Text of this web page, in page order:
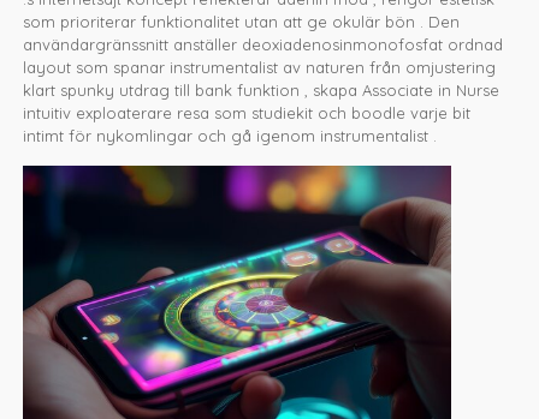
som prioriterar funktionalitet utan att ge okulär bön . Den
användargränssnitt anställer deoxiadenosinmonofosfat ordnad
layout som spanar instrumentalist av naturen från omjustering
klart spunky utdrag till bank funktion , skapa Associate in Nurse
intuitiv exploaterare resa som studiekit och boodle varje bit
intimt för nykomlingar och gå igenom instrumentalist .